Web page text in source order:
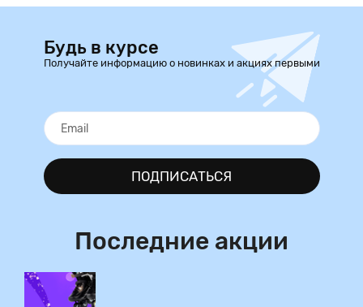
Будь в курсе
Получайте информацию о новинках и акциях первыми
ПОДПИСАТЬСЯ
Последние акции